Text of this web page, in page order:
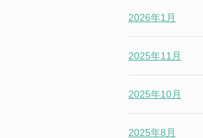
2026年1月
2025年11月
2025年10月
2025年8月